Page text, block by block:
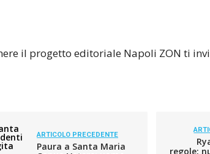
il progetto editoriale Napoli ZON ti
ARTICOLO PRECEDENTE
Paura a Santa Maria
regole: